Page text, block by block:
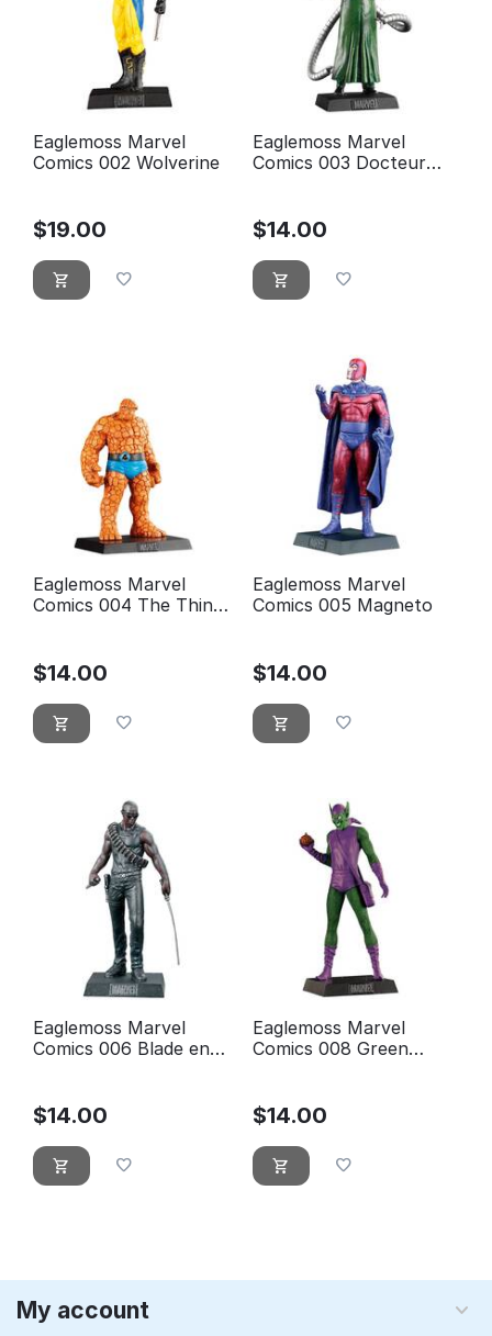
Eaglemoss Marvel
Comics 002 Wolverine
$19.00
Eaglemoss Marvel
Comics 003 Docteur
$14.00
Eaglemoss Marvel
Comics 004 The Thing
$14.00
Eaglemoss Marvel
Comics 005 Magneto
$14.00
Eaglemoss Marvel
Comics 006 Blade en
$14.00
Eaglemoss Marvel
Comics 008 Green
$14.00
My account